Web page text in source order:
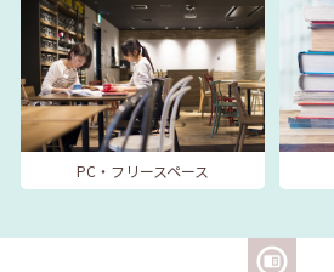
PC・フリースペース